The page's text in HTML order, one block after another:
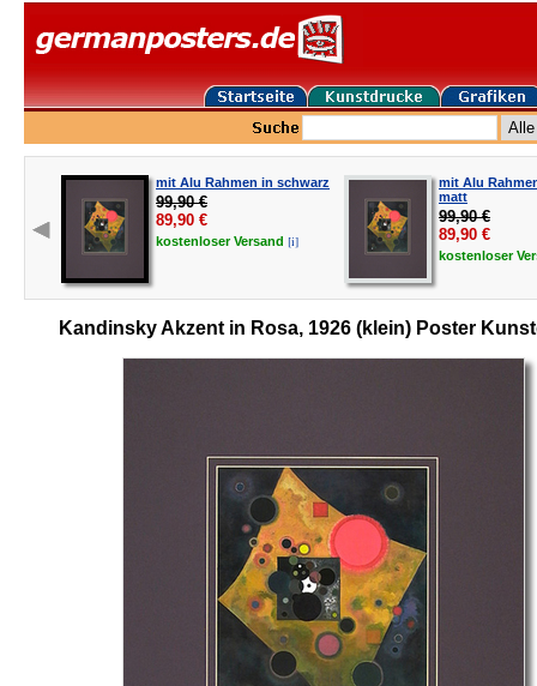
mit Alu Rahmen in schwarz
99,90 €
89,90 €
kostenloserVersand [i]
mit Alu
matt
99,90 €
89,90 €
kostenloser
Kandinsky Akzent in Rosa, 1926 (klein) Poster